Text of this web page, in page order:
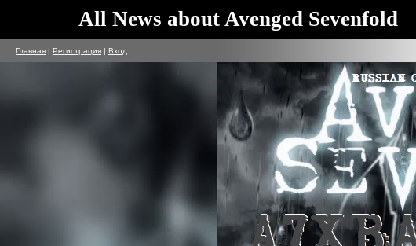
All News about Avenged Sevenfold
Главная | Регистрация | Вход